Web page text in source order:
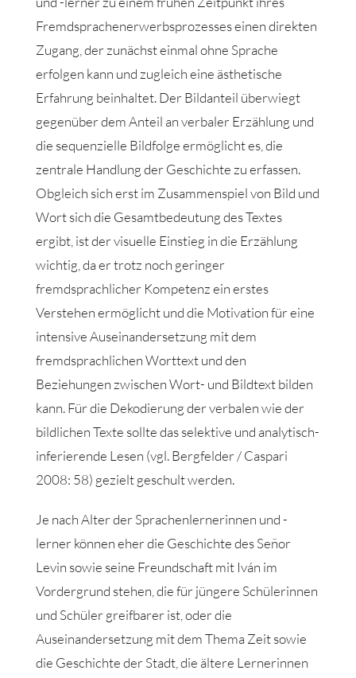
Fremdsprachenerwerbsprozesses einen direkten
Zugang, der zunächst einmal ohne Sprache
erfolgen kann und zugleich eine ästhetische
Erfahrung beinhaltet. Der Bildanteil überwiegt
gegenüber dem Anteil an verbaler Erzählung und
die sequenzielle Bildfolge ermöglicht es, die
zentrale Handlung der Geschichte zu erfassen.
Obgleich sich erst im Zusammenspiel von Bild und
Wort sich die Gesamtbedeutung des Textes
ergibt, ist der visuelle Einstieg in die Erzählung
wichtig, da er trotz noch geringer
fremdsprachlicher Kompetenz ein erstes
Verstehen ermöglicht und die Motivation für eine
intensive Auseinandersetzung mit dem
fremdsprachlichen Worttext und den
Beziehungen zwischen Wort- und Bildtext bilden
kann. Für die Dekodierung der verbalen wie der
bildlichen Texte sollte das selektive und analytisch-
inferierende Lesen (vgl. Bergfelder / Caspari
2008: 58) gezielt geschult werden.
Je nach Alter der Sprachenlernerinnen und -
lerner können eher die Geschichte des Señor
Levin sowie seine Freundschaft mit Iván im
Vordergrund stehen, die für jüngere Schülerinnen
und Schüler greifbarer ist, oder die
Auseinandersetzung mit dem Thema Zeit sowie
die Geschichte der Stadt, die ältere Lernerinnen